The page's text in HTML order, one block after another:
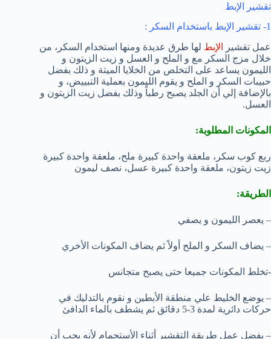
تقشير الإبط
1- تقشير الإبط باستخدام السكر :
عمل تقشير
الإبط لها طرق عديدة ومنها استخدام السكر، من
خلال مزج السكر مع و الملح و العسل و زيت الزيتون و
الليمون يساعد على التخلص من الخلايا الميتة و ذلك بفضل
حبيبات السكر و الملح و يقوم الليمون بعملية التبييض، و
بالإضافة إلي أن الجلد يصبح رطباً وذلك بفضل زيت الزيتون و
العسل.
المكونات المطلوبة:
ربع كوب سكر، ملعقة واحدة كبيرة ملح، ملعقة واحدة كبيرة
زيت زيتون، ملعقة واحدة كبيرة عسل، نصف ليمون
الطريقة:
– يعصر الليمون و يصفي
– يضاف السكر و الملح أولاً ثم يضاف المكونات الأخري
-تخلط المكونات جميعا حتى يصبح متجانس
– يوضع الخليط علي منطقة الأبطين و نقوم بالتدليك في
حركات دائرية لمدة 3-5 دقائق ثم يشطف بالماء الدافئ
– يفضل عمل طريقة التقشير أثناء الأستحمام لأنه يجب أن